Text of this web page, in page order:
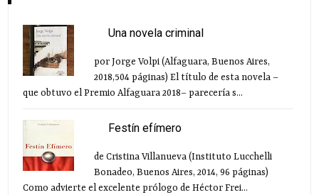
Una novela criminal
por Jorge Volpi (Alfaguara, Buenos Aires,
2018,504 páginas) El título de esta novela –
que obtuvo el Premio Alfaguara 2018– parecería s...
Festín efímero
de Cristina Villanueva (Instituto Lucchelli
Bonadeo, Buenos Aires, 2014, 96 páginas)
Como advierte el excelente prólogo de Héctor Frei...